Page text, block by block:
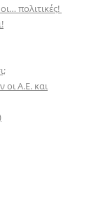
πολιτικές!
οι Α.Ε. και